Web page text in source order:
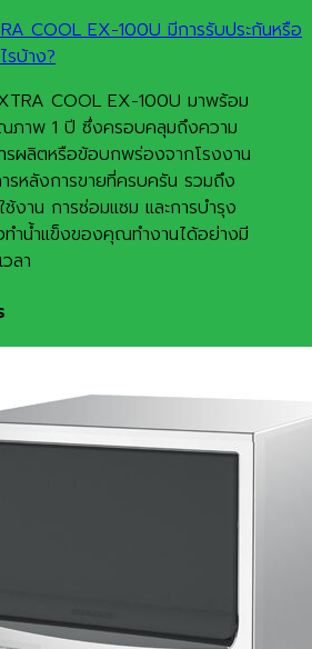
COOL EX-100U มีการรับประกันหรือ
รบ้าง?
COOL EX-100U มาพร้อม
ภาพ 1 ปี ซึ่งครอบคลุมถึงความ
รผลิตหรือข้อบกพร่องจากโรงงาน
รหลังการขายที่ครบครัน รวมถึง
ช้งาน การซ่อมแซม และการบำรุง
ทำน้ำแข็งของคุณทำงานได้อย่างมี
ลา